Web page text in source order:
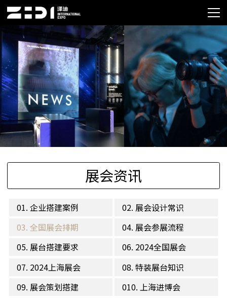
展会资讯
01. 企业搭建案例
02. 展会设计常识
03. 全国展会排期
04. 展会参展流程
05. 展台搭建要求
06. 2024全国展会
07. 2024上海展会
08. 特装展台知识
09. 展会策划搭建
010. 上海进博会